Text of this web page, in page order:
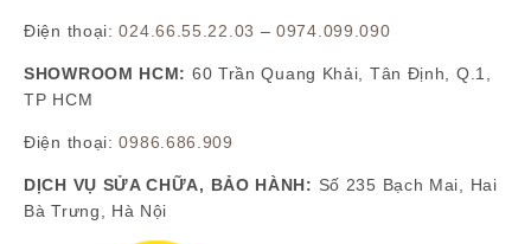
Điện thoại:024.66.55.22.03 –0974.099.090
SHOWROOM HCM: 60 Trần Quang Khải, Tân Định, Q.1,
TP HCM
Điện thoại:0986.686.909
DỊCH VỤ SỬA CHỮA, BẢO HÀNH: Số 235 Bạch Mai, Hai
Bà Trưng, Hà Nội